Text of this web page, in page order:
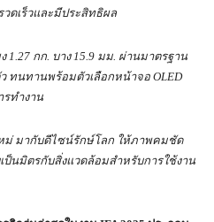
วดเร็วและมีประสิทธิผล
1.27 กก. บาง15.9 มม. ผ่านมาตรฐาน
ทนทานพร้อมตัวเลือกหน้าจอ OLED
ทำงาน
ม่ มากับดีไซน์รักษ์โลก ให้ภาพคมชัด
ป็นมิตรกับสิ่งแวดล้อมสำหรับการใช้งาน